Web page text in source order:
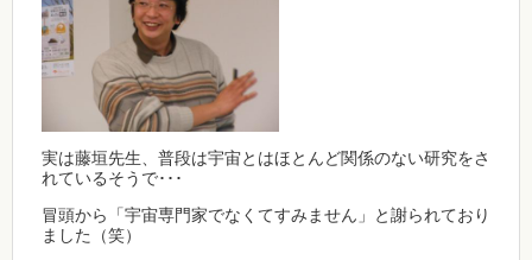
実は藤垣先生、普段は宇宙とはほとんど関係のない研究をさ
れているそうで･･･
冒頭から「宇宙専門家でなくてすみません」と謝られており
ました（笑）